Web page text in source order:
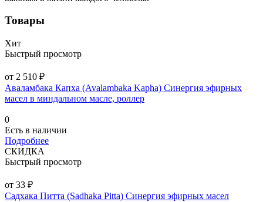
Товары
Хит
Быстрый просмотр
от 2 510 ₽
Аваламбака Капха (Avalambaka Kapha) Синергия эфирных
масел в миндальном масле, роллер
0
Есть в наличии
Подробнее
СКИДКА
Быстрый просмотр
от 33 ₽
Садхака Питта (Sadhaka Pitta) Синергия эфирных масел